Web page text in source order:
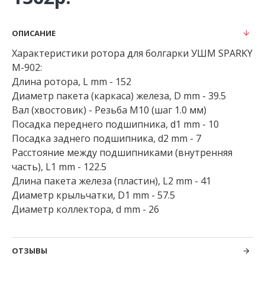
ОПИСАНИЕ
Характеристики ротора для болгарки УШМ SPARKY
M-902:
Длина ротора, L mm - 152
Диаметр пакета (каркаса) железа, D mm - 39.5
Вал (хвостовик) - Резьба М10 (шаг 1.0 мм)
Посадка переднего подшипника, d1 mm - 10
Посадка заднего подшипника, d2 mm - 7
Расстояние между подшипниками (внутренняя
часть), L1 mm - 122.5
Длина пакета железа (пластин), L2 mm - 41
Диаметр крыльчатки, D1 mm - 57.5
Диаметр коллектора, d mm - 26
ОТЗЫВЫ